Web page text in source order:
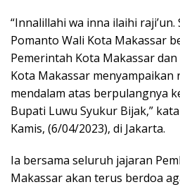
“Innalillahi wa inna ilaihi raji’un.
Pomanto Wali Kota Makassar
Pemerintah Kota Makassar
Kota Makassar menyampaikan
mendalam atas berpulangnya
Bupati Luwu Syukur Bijak,”
Kamis, (6/04/2023), di Jakarta.
Ia bersama seluruh jajaran
Makassar akan terus berdoa